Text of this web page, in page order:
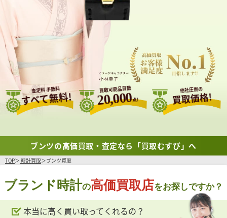
査定料 手数料
すべて無料!
買取可能品目数
20,000点!
他社圧倒の
買取価格!
ブンツの高価買取・査定なら「買取むすび」へ
TOP 時計買取 ブンツ買取
ブランド時計の高価買取店をお探しですか？
本当に高く買い取ってくれるの？